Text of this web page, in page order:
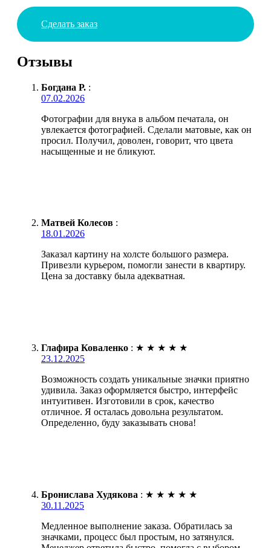
Сделать заказ
Отзывы
Богдана Р. :
07.02.2026
Фотографии для внука в альбом печатала, он
увлекается фотографией. Сделали матовые, как он
просил. Получил, доволен, говорит, что цвета
насыщенные и не бликуют.
Матвей Колесов :
18.01.2026
Заказал картину на холсте большого размера.
Привезли курьером, помогли занести в квартиру.
Цена за доставку была адекватная.
Глафира Коваленко : ★ ★ ★ ★ ★
23.12.2025
Возможность создать уникальные значки приятно
удивила. Заказ оформляется быстро, интерфейс
интуитивен. Изготовили в срок, качество
отличное. Я осталась довольна результатом.
Определенно, буду заказывать снова!
Бронислава Худякова : ★ ★ ★ ★ ★
30.11.2025
Медленное выполнение заказа. Обратилась за
значками, процесс был простым, но затянулся.